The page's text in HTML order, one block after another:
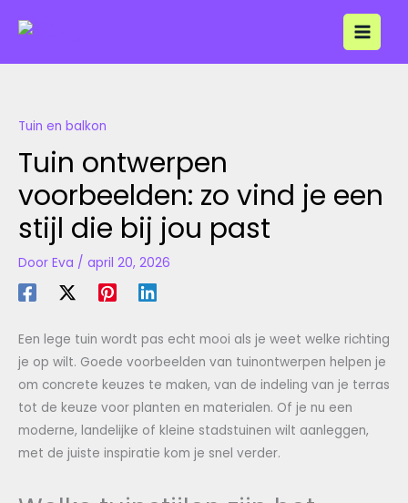
naar
Tuin en balkon
Tuin ontwerpen
voorbeelden: zo vind je een
stijl die bij jou past
Door Eva / april 20, 2026
Een lege tuin wordt pas echt mooi als je weet welke richting
je op wilt. Goede voorbeelden van tuinontwerpen helpen je
om concrete keuzes te maken, van de indeling van je terras
tot de keuze voor planten en materialen. Of je nu een
moderne, landelijke of kleine stadstuinen wilt aanleggen,
met de juiste inspiratie kom je snel verder.